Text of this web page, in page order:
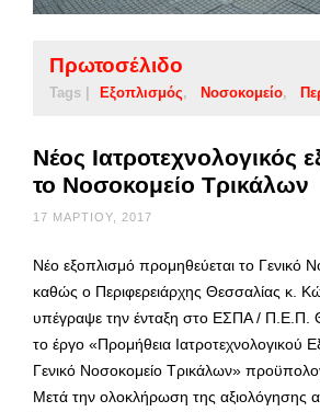
Πρωτοσέλιδο
Tags | Εξοπλισμός Νοσοκομείο
Νέος Ιατροτεχνολογικός
το Νοσοκομείο Τρικάλων
17 ΜΑΡΤΊΟΥ, 2017
Νέο εξοπλισμό προμηθεύεται το Γενικό
καθώς ο Περιφερειάρχης Θεσσαλίας κ.
υπέγραψε την ένταξη στο ΕΣΠΑ / Π.Ε.Π.
το έργο «Προμήθεια Ιατροτεχνολογικού
Γενικό Νοσοκομείο Τρικάλων»
Μετά την ολοκλήρωση της αξιολόγησης